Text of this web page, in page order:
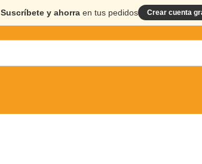
Suscríbete y ahorra en tus pedidos Crear cuenta